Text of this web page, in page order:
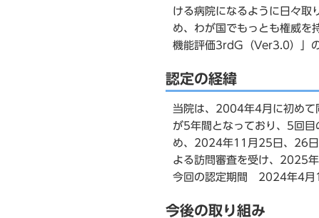
ける病院になるように日々取
め、わが国でもっとも権威を
機能評価3rdG（Ver3.0）」
認定の経緯
当院は、2004年4月に初めて
が5年間となっており、5回
め、2024年11月25日、26日
よる訪問審査を受け、2025
今回の認定期間 2024年4月
今後の取り組み